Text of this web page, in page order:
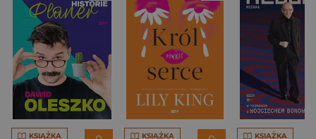
KSIĄŻKA KSIĄŻKA KSIĄŻKA